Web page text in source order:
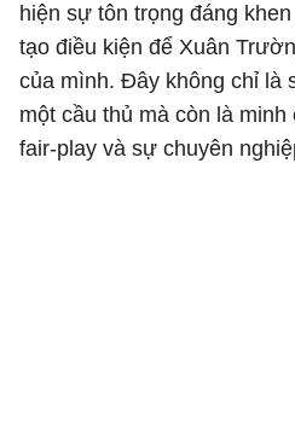
hiện sự tôn trọng đáng
tạo điều kiện để Xuân
của mình. Đây không chỉ là
một cầu thủ mà còn là
fair-play và sự chuyên